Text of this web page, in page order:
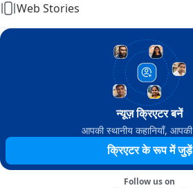
Web Stories
न्यूज़ क्रिएटर बनें
आपकी स्थानीय कहानियाँ,
क्रिएटर के रूप में जुड़ें
Follow us on